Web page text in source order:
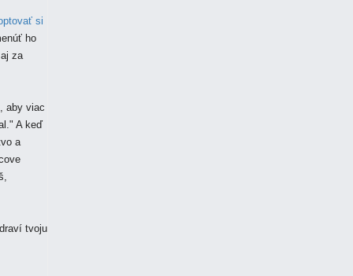
si
ho
za
aby viac
A keď
a
tvoju